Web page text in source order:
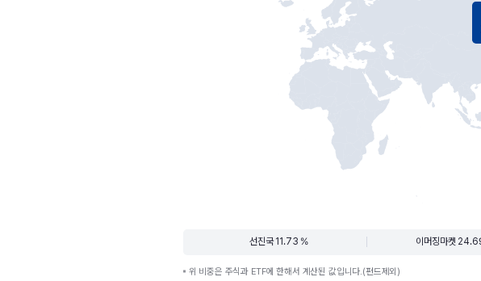
선진국 11.73 % 이머징마켓
위 비중은 주식과 ETF에 한해서 계산된 값입니다.(펀드제외)